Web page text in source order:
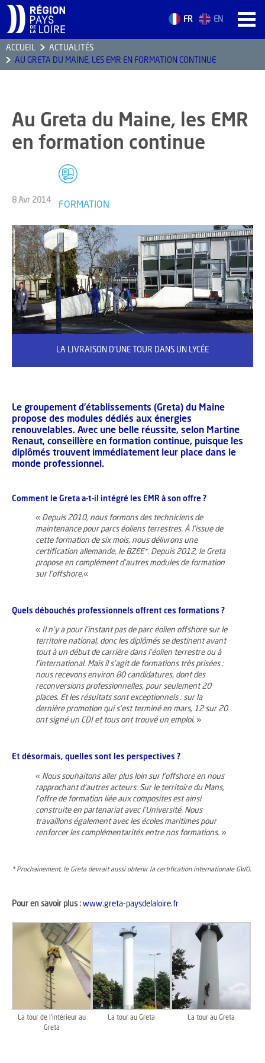
FR EN
FORMATION
EMPLOI
ACCUEIL
ACTUALITÉS
AU GRETA DU MAINE, LES EMR EN FORMATION CONTINUE
Au Greta du Maine, les EMR
en formation continue
8 Avr 2014 FORMATION
LA LIVRAISON D'UNE TOUR DANS UN LYCÉE
Le groupement d’établissements (Greta) du Maine
propose des modules dédiés aux énergies
renouvelables. Avec une belle réussite, selon Martine
Renaut, conseillère en formation continue, puisque les
diplômés trouvent immédiatement leur place dans le
monde professionnel.
Comment le Greta a-t-il intégré les EMR à son offre ?
« Depuis 2010, nous formons des techniciens de
maintenance pour parcs éoliens terrestres. À l’issue de
cette formation de six mois, nous délivrons une
certification allemande, le BZEE*. Depuis 2012, le Greta
propose en complément d’autres modules de formation
sur l’offshore.«
Quels débouchés professionnels offrent ces formations ?
« Il n’y a pour l’instant pas de parc éolien offshore sur le
territoire national, donc les diplômés se destinent avant
tout à un début de carrière dans l’éolien terrestre ou à
l’international. Mais il s’agit de formations très prisées :
nous recevons environ 80 candidatures, dont des
reconversions professionnelles, pour seulement 20
places. Et les résultats sont exceptionnels : sur la
dernière promotion qui s’est terminé en mars, 12 sur 20
ont signé un CDI et tous ont trouvé un emploi. »
Et désormais, quelles sont les perspectives ?
« Nous souhaitons aller plus loin sur l’offshore en nous
rapprochant d’autres acteurs. Sur le territoire du Mans,
l’offre de formation liée aux composites est ainsi
construite en partenariat avec l’Université. Nous
travaillons également avec les écoles maritimes pour
renforcer les complémentarités entre nos formations. »
* Prochainement, le Greta devrait aussi obtenir la certification internationale GWO.
Pour en savoir plus : www.greta-paysdelaloire.fr
La tour de l’intérieur au
Greta
La tour au Greta La tour au Greta